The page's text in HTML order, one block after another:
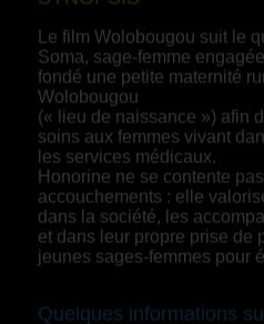
Le film Wolobougou suit le
Soma, sage-femme
fondé une petite maternité
Wolobougou
(« lieu de naissance ») afin
soins aux femmes vivant
les services médicaux.
Honorine ne se contente
accouchements : elle
dans la société, les
et dans leur propre prise de
jeunes sages-femmes pour
Quelques informations